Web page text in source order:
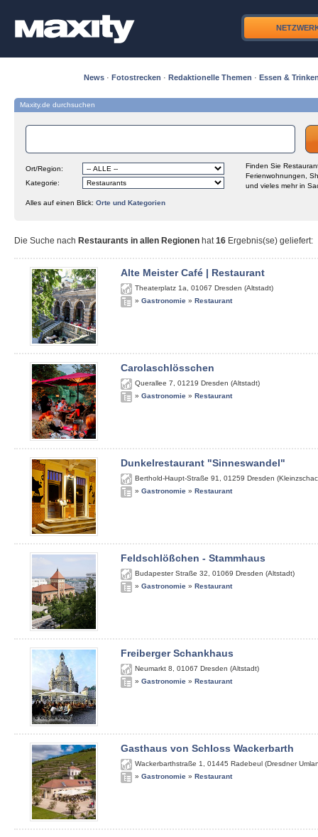
News · Fotostrecken · Redaktionelle Themen · Essen &
Maxity.de durchsuchen
Ort/Region:
Kategorie:
Finden Sie
Ferienwohnungen,
und vieles mehr in
Alles auf einen Blick: Orte und Kategorien
Die Suche nach Restaurants in allen Regionen hat16 Ergebnis(se) geliefert:
Alte Meister Café | Restaurant
Theaterplatz 1a 01067 Dresden (Altstadt)
» Gastronomie » Restaurant
Carolaschlösschen
Querallee 7 01219 Dresden (Altstadt)
» Gastronomie » Restaurant
Dunkelrestaurant "Sinneswandel"
Berthold-Haupt-Straße 91 01259 Dresden
» Gastronomie » Restaurant
Feldschlößchen - Stammhaus
Budapester Straße 32 01069 Dresden (Altstadt)
» Gastronomie » Restaurant
Freiberger Schankhaus
Neumarkt 8 01067 Dresden (Altstadt)
» Gastronomie » Restaurant
Gasthaus von Schloss Wackerbarth
Wackerbarthstraße 1 01445 Radebeul (Dresdner
» Gastronomie » Restaurant